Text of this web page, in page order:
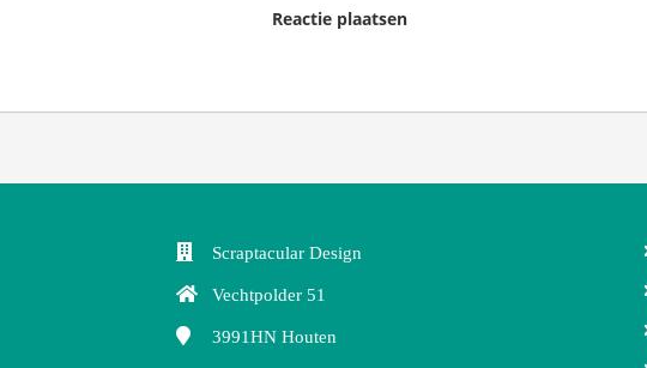
Reactie plaatsen
Scraptacular Design
Vechtpolder 51
3991HN Houten